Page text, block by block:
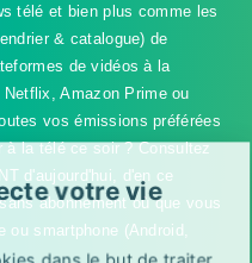
télé et bien plus comme les
& catalogue) de
de vidéos à la
Amazon Prime ou
vos émissions préférées
à la télé ce soir ? Consultez
d'aujourd'hui, d'en ce
abonnement où que vous
smartphone (Android,
votre vie